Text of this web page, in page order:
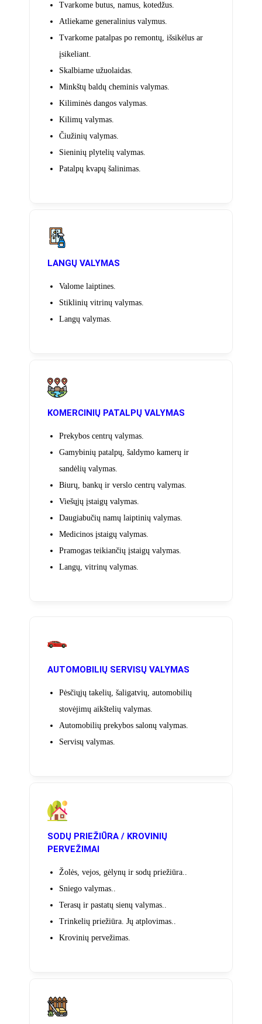
Tvarkome butus, namus, kotedžus.
Atliekame generalinius valymus.
Tvarkome patalpas po remontų, išsikėlus ar
įsikeliant.
Skalbiame užuolaidas.
Minkštų baldų cheminis valymas.
Kiliminės dangos valymas.
Kilimų valymas.
Čiužinių valymas.
Sieninių plytelių valymas.
Patalpų kvapų šalinimas.
LANGŲ VALYMAS
Valome laiptines.
Stiklinių vitrinų valymas.
Langų valymas.
KOMERCINIŲ PATALPŲ VALYMAS
Prekybos centrų valymas.
Gamybinių patalpų, šaldymo kamerų ir
sandėlių valymas.
Biurų, bankų ir verslo centrų valymas.
Viešųjų įstaigų valymas.
Daugiabučių namų laiptinių valymas.
Medicinos įstaigų valymas.
Pramogas teikiančių įstaigų valymas.
Langų, vitrinų valymas.
AUTOMOBILIŲ SERVISŲ VALYMAS
Pėsčiųjų takelių, šaligatvių, automobilių
stovėjimų aikštelių valymas.
Automobilių prekybos salonų valymas.
Servisų valymas.
SODŲ PRIEŽIŪRA / KROVINIŲ
PERVEŽIMAI
Žolės, vejos, gėlynų ir sodų priežiūra..
Sniego valymas..
Terasų ir pastatų sienų valymas..
Trinkelių priežiūra. Jų atplovimas..
Krovinių pervežimas.